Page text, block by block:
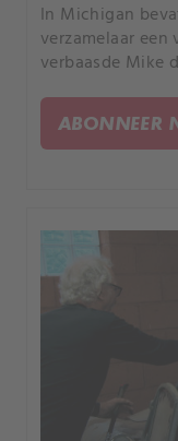
In Michigan
verzamelaar
verbaasde Mike
om vijf
nemen.
ABONNEER